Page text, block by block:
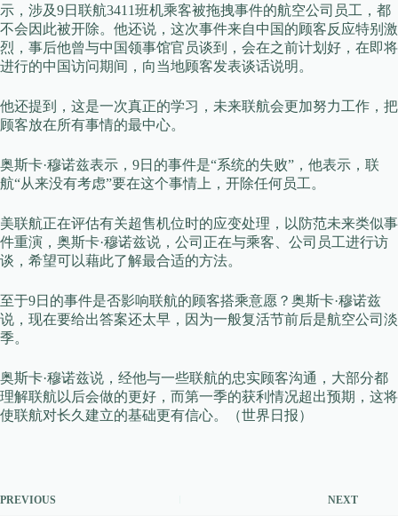
示，涉及9日联航3411班机乘客被拖拽事件的航空公司员工，都
不会因此被开除。他还说，这次事件来自中国的顾客反应特别激
烈，事后他曾与中国领事馆官员谈到，会在之前计划好，在即将
进行的中国访问期间，向当地顾客发表谈话说明。
他还提到，这是一次真正的学习，未来联航会更加努力工作，把
顾客放在所有事情的最中心。
奥斯卡·穆诺兹表示，9日的事件是“系统的失败”，他表示，联
航“从来没有考虑”要在这个事情上，开除任何员工。
美联航正在评估有关超售机位时的应变处理，以防范未来类似事
件重演，奥斯卡·穆诺兹说，公司正在与乘客、公司员工进行访
谈，希望可以藉此了解最合适的方法。
至于9日的事件是否影响联航的顾客搭乘意愿？奥斯卡·穆诺兹
说，现在要给出答案还太早，因为一般复活节前后是航空公司淡
季。
奥斯卡·穆诺兹说，经他与一些联航的忠实顾客沟通，大部分都
理解联航以后会做的更好，而第一季的获利情况超出预期，这将
使联航对长久建立的基础更有信心。（世界日报）
PREVIOUS NEXT